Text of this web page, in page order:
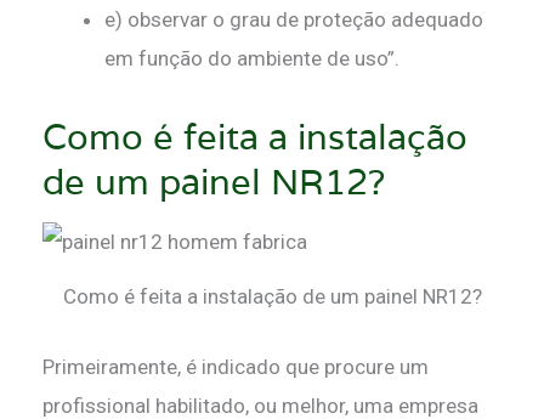
e) observar o grau de proteção adequado
em função do ambiente de uso”.
Como é feita a instalação
de um painel NR12?
Como é feita a instalação de um painel NR12?
Primeiramente, é indicado que procure um
profissional habilitado, ou melhor, uma empresa